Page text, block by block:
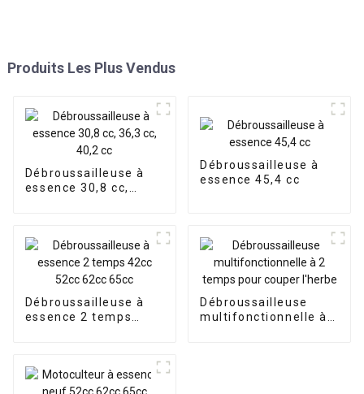
Produits Les Plus Vendus
Débroussailleuse à
essence 30,8 cc,
Débroussailleuse à
essence 45,4 cc
Débroussailleuse à
essence 2 temps
Débroussailleuse
multifonctionnelle à 2